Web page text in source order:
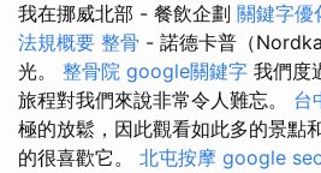
我在挪威北部 - 餐飲企劃 關鍵字優
法規概要 整骨 - 諾德卡普（
光。 整骨院 google關鍵字 我們度
旅程對我們來說非常令人難忘。 台
極的放鬆，因此觀看如此多的景點
的很喜歡它。 北屯按摩 google